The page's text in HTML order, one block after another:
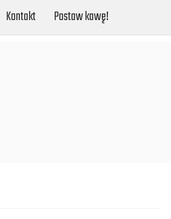
Kontakt Postaw kawę!